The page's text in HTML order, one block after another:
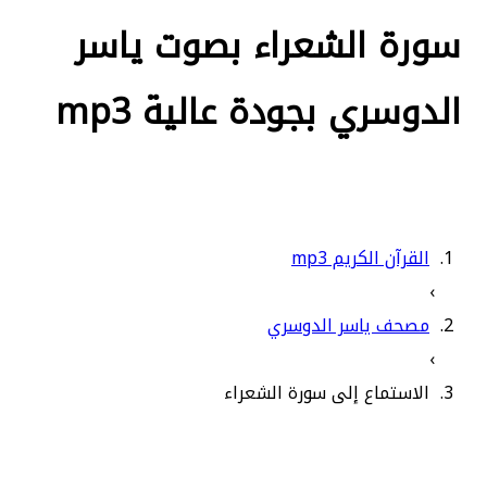
سورة الشعراء بصوت ياسر
الدوسري بجودة عالية mp3
القرآن الكريم mp3
›
مصحف ياسر الدوسري
›
الاستماع إلى سورة الشعراء